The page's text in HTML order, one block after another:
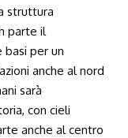
struttura
parte il
per un
anche al nord
sarà
con cieli
anche al centro